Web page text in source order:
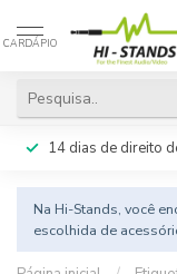
CARDÁPIO
14 dias de direito
Na Hi-Stands, você
escolhida de